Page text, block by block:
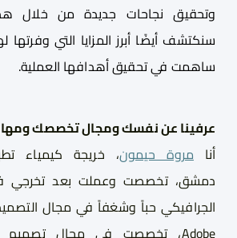
وتحقيق نجاحات جديدة من خلال هذه
سنكتشف أيضًا أبرز المزايا التي
ساهمت في تحقيق أهدافها العملية.
عرفينا عن نفسك ومجال تخصصك
أنامروة حيمون، خريجة كيمياء
دمشق، تخصصت وعملت بعد تخرجي
الجرافيكي حباً وشغفاً في مجال
Adobe، تخصصت في مجال تصميم